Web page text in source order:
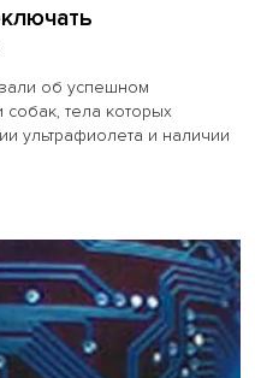
об успешном
тела которых
ультрафиолета и наличии